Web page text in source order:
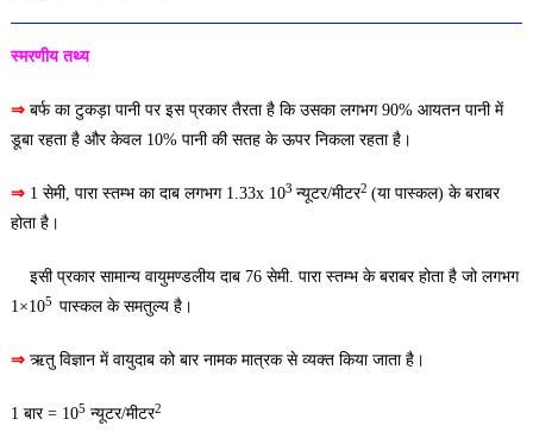
स्मरणीय तथ्य
⇒बर्फ का टुकड़ा पानी पर इस प्रकार तैरता है कि उसका लगभग 90% आयतन पानी में
डूबा रहता है और केवल 10% पानी की सतह के ऊपर निकला रहता है।
⇒1 सेमी, पारा स्तम्भ का दाब लगभग 1.33x 103 न्यूटर/मीटर2 (या पास्कल) के बराबर
होता है।
इसी प्रकार सामान्य वायुमण्डलीय दाब 76 सेमी. पारा स्तम्भ के बराबर होता है जो लगभग
1×105 पास्कल के समतुल्य है।
⇒ऋतु विज्ञान में वायुदाब को बार नामक मात्रक से व्यक्त किया जाता है।
1 बार = 105 न्यूटर/मीटर2